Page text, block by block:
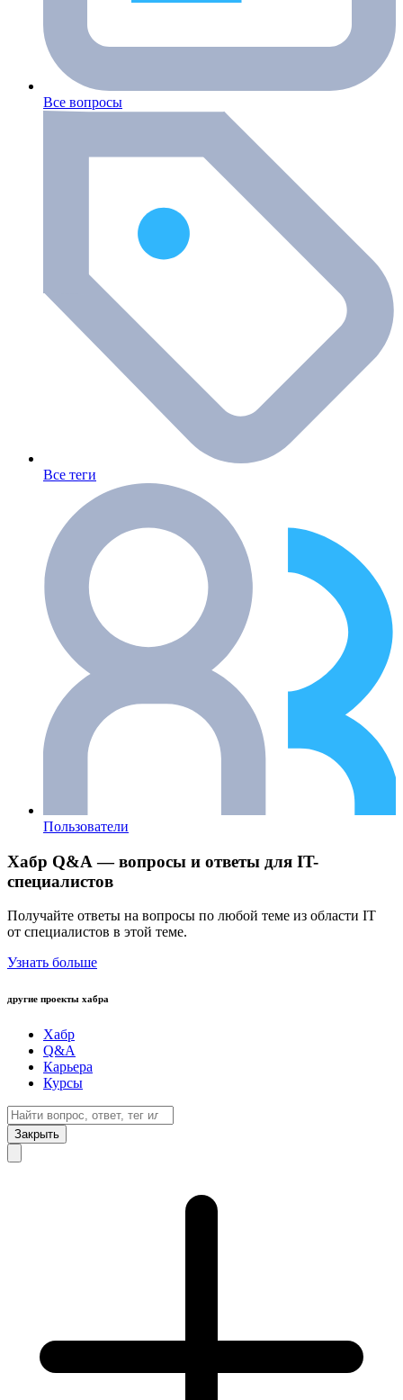
Все вопросы
Все теги
Пользователи
Хабр Q&A — вопросы и ответы для IT-
специалистов
Получайте ответы на вопросы по любой теме из области IT
от специалистов в этой теме.
Узнать больше
другие проекты хабра
Хабр
Q&A
Карьера
Курсы
Закрыть